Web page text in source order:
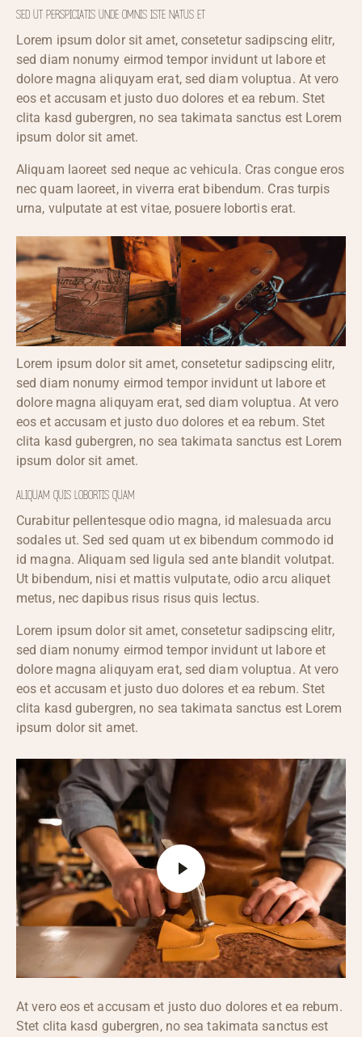
SED UT PERSPICIATIS UNDE OMNIS ISTE NATUS ET
Lorem ipsum dolor sit amet, consetetur sadipscing elitr,
sed diam nonumy eirmod tempor invidunt ut labore et
dolore magna aliquyam erat, sed diam voluptua. At vero
eos et accusam et justo duo dolores et ea rebum. Stet
clita kasd gubergren, no sea takimata sanctus est Lorem
ipsum dolor sit amet.
Aliquam laoreet sed neque ac vehicula. Cras congue eros
nec quam laoreet, in viverra erat bibendum. Cras turpis
urna, vulputate at est vitae, posuere lobortis erat.
Lorem ipsum dolor sit amet, consetetur sadipscing elitr,
sed diam nonumy eirmod tempor invidunt ut labore et
dolore magna aliquyam erat, sed diam voluptua. At vero
eos et accusam et justo duo dolores et ea rebum. Stet
clita kasd gubergren, no sea takimata sanctus est Lorem
ipsum dolor sit amet.
ALIQUAM QUIS LOBORTIS QUAM
Curabitur pellentesque odio magna, id malesuada arcu
sodales ut. Sed sed quam ut ex bibendum commodo id
id magna. Aliquam sed ligula sed ante blandit volutpat.
Ut bibendum, nisi et mattis vulputate, odio arcu aliquet
metus, nec dapibus risus risus quis lectus.
Lorem ipsum dolor sit amet, consetetur sadipscing elitr,
sed diam nonumy eirmod tempor invidunt ut labore et
dolore magna aliquyam erat, sed diam voluptua. At vero
eos et accusam et justo duo dolores et ea rebum. Stet
clita kasd gubergren, no sea takimata sanctus est Lorem
ipsum dolor sit amet.
At vero eos et accusam et justo duo dolores et ea rebum.
Stet clita kasd gubergren, no sea takimata sanctus est